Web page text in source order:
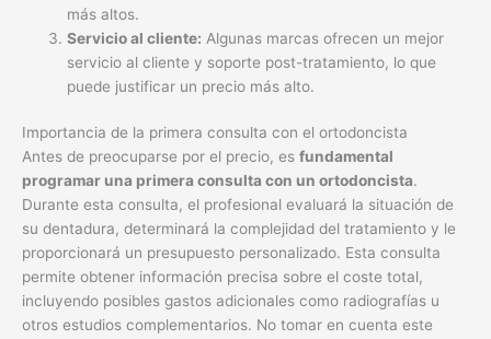
más altos.
Servicio al cliente: Algunas marcas ofrecen un mejor
servicio al cliente y soporte post-tratamiento, lo que
puede justificar un precio más alto.
Importancia de la primera consulta con el ortodoncista
Antes de preocuparse por el precio, es fundamental
programar una primera consulta con un ortodoncista.
Durante esta consulta, el profesional evaluará la situación de
su dentadura, determinará la complejidad del tratamiento y le
proporcionará un presupuesto personalizado. Esta consulta
permite obtener información precisa sobre el coste total,
incluyendo posibles gastos adicionales como radiografías u
otros estudios complementarios. No tomar en cuenta este